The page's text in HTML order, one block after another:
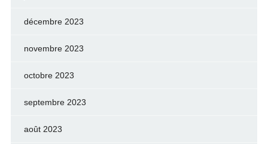
décembre 2023
novembre 2023
octobre 2023
septembre 2023
août 2023